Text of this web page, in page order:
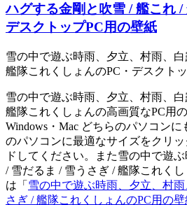
ハグする金剛と吹雪 / 艦これ
デスクトップPC用の壁紙
雪の中で遊ぶ時雨、夕立、村雨、
艦隊これくしょんのPC・デスクト
雪の中で遊ぶ時雨、夕立、村雨、
艦隊これくしょんの高画質なPC用
Windows・Mac どちらのパソコン
のパソコンに最適なサイズをクリ
ドしてください。また雪の中で遊
/ 雪だるま / 雪うさぎ / 艦隊これく
は「 雪の中で遊ぶ時雨、夕立、村
さぎ / 艦隊これくしょんのPC用の